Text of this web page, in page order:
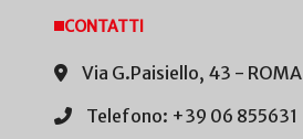
CONTATTI
Via G.Paisiello, 43 - ROMA
Telefono: +39 06 855631